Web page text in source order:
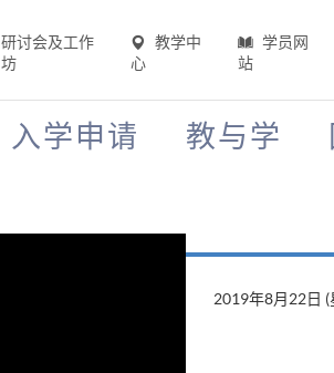
研讨会及工作
坊
教学中
心
学员网
站
入学申请 教与学
2019年8月22日 (